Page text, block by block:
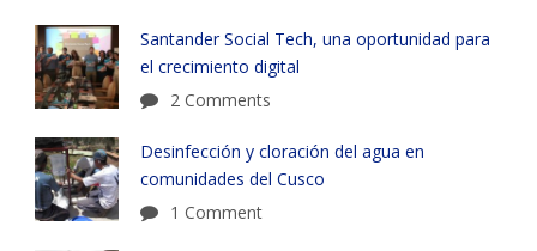
Santander Social Tech, una oportunidad para
el crecimiento digital
2 Comments
Desinfección y cloración del agua en
comunidades del Cusco
1 Comment